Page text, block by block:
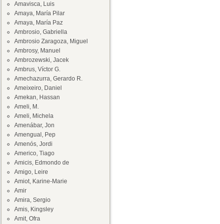
Amavisca, Luis
Amaya, María Pilar
Amaya, María Paz
Ambrosio, Gabriella
Ambrosio Zaragoza, Miguel
Ambrosy, Manuel
Ambrozewski, Jacek
Ambrus, Víctor G.
Amechazurra, Gerardo R.
Ameixeiro, Daniel
Amekan, Hassan
Ameli, M.
Ameli, Michela
Amenábar, Jon
Amengual, Pep
Amenós, Jordi
Americo, Tiago
Amicis, Edmondo de
Amigo, Leire
Amiot, Karine-Marie
Amir
Amira, Sergio
Amis, Kingsley
Amit, Ofra